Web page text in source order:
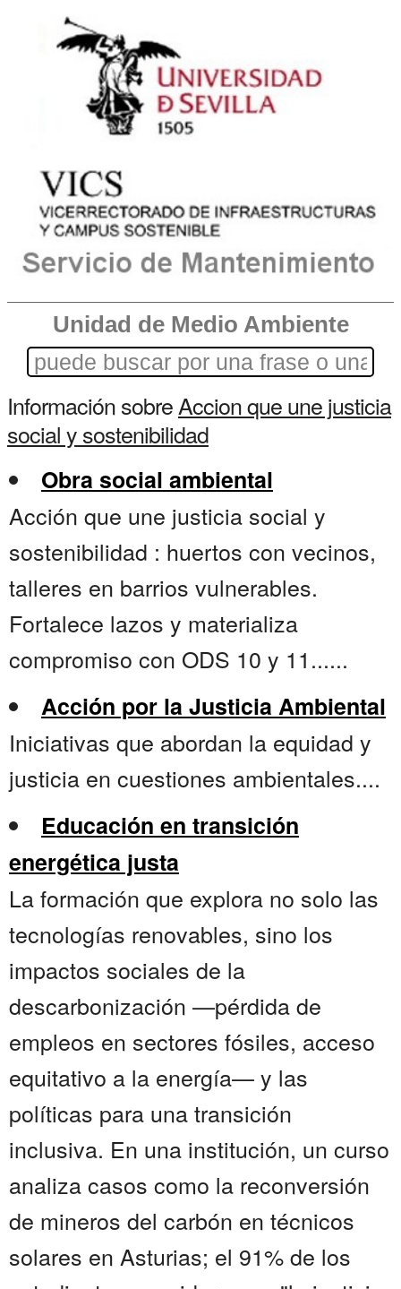
Unidad de Medio Ambiente
Información sobreAccion que une justicia
social y sostenibilidad
Obra social ambiental
Acción que une justicia social y
sostenibilidad : huertos con vecinos,
talleres en barrios vulnerables.
Fortalece lazos y materializa
compromiso con ODS 10 y 11......
Acción por la Justicia Ambiental
Iniciativas que abordan la equidad y
justicia en cuestiones ambientales....
Educación en transición
energética justa
La formación que explora no solo las
tecnologías renovables, sino los
impactos sociales de la
descarbonización —pérdida de
empleos en sectores fósiles, acceso
equitativo a la energía— y las
políticas para una transición
inclusiva. En una institución, un curso
analiza casos como la reconversión
de mineros del carbón en técnicos
solares en Asturias; el 91% de los